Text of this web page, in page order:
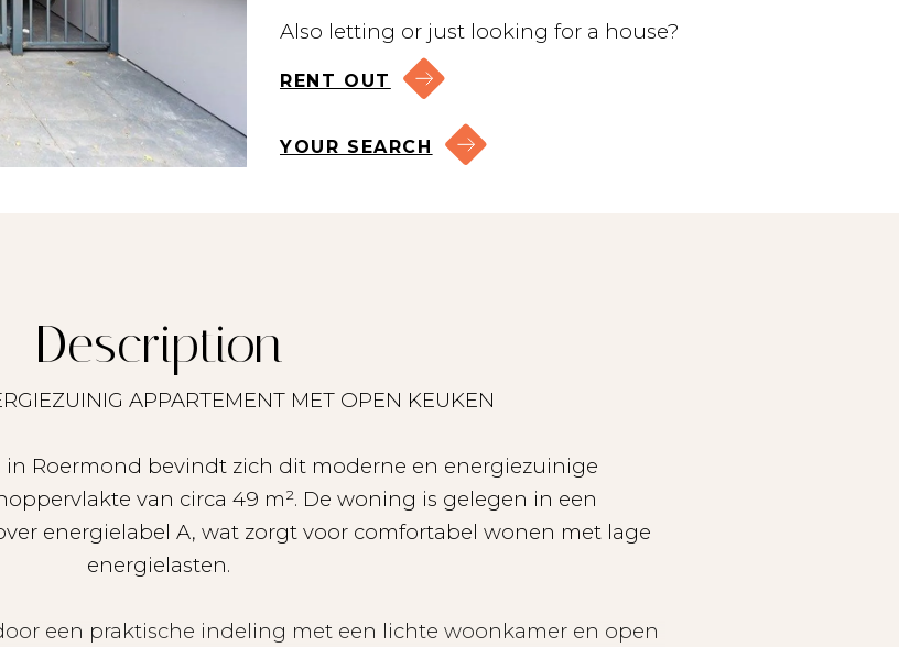
Also letting or just looking for a house?
RENT OUT
YOUR SEARCH
Description
APPARTEMENT MET OPEN KEUKEN
in Roermond bevindt zich dit moderne en energiezuinige
van circa 49 m². De woning is gelegen in een
energielabel A, wat zorgt voor comfortabel wonen met lage
energielasten.
een praktische indeling met een lichte woonkamer en open